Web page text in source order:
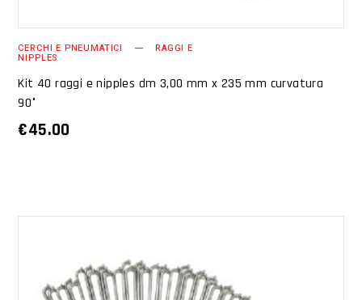
CERCHI E PNEUMATICI RAGGI E
NIPPLES
Kit 40 raggi e nipples dm 3,00 mm x 235 mm curvatura
90°
€45.00